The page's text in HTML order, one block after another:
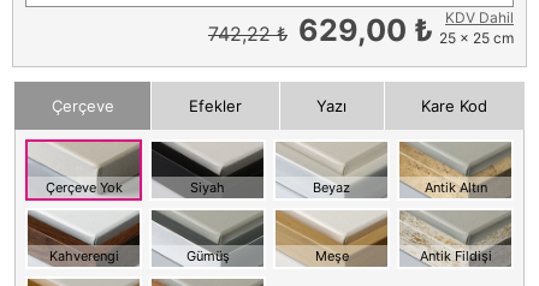
742,22 ₺ 629,00 ₺
KDV Dahil
25 x 25 cm
Çerçeve Efekler Yazı Kare Kod
Çerçeve Yok Siyah Beyaz Antik Altın
Kahverengi Gümüş Meşe Antik Fildişi